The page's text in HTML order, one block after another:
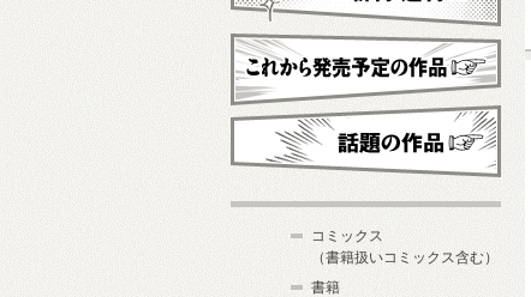
新刊・近刊
これから発売予定
コミックス
（書籍扱いコミックス含む）
書籍